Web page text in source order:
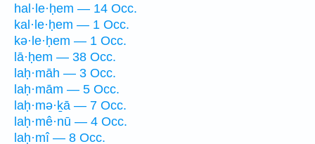
hal·le·ḥem — 14 Occ.
kal·le·ḥem — 1 Occ.
kə·le·ḥem — 1 Occ.
lā·ḥem — 38 Occ.
laḥ·māh — 3 Occ.
laḥ·mām — 5 Occ.
laḥ·mə·ḵā — 7 Occ.
laḥ·mê·nū — 4 Occ.
laḥ·mî — 8 Occ.